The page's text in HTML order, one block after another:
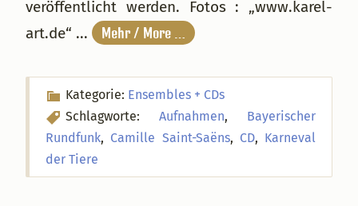
veröffentlicht werden. Fotos : „www.karel-
art.de“ ...
Mehr / More …
Kategorie: Ensembles + CDs
Schlagworte: Aufnahmen, Bayerischer
Rundfunk, Camille Saint-Saëns, CD, Karneval
der Tiere